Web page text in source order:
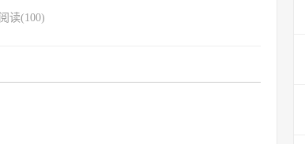
阅读(100)